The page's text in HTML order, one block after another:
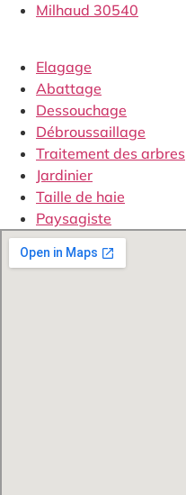
Milhaud 30540
Elagage
Abattage
Dessouchage
Débroussaillage
Traitement des arbres
Jardinier
Taille de haie
Paysagiste